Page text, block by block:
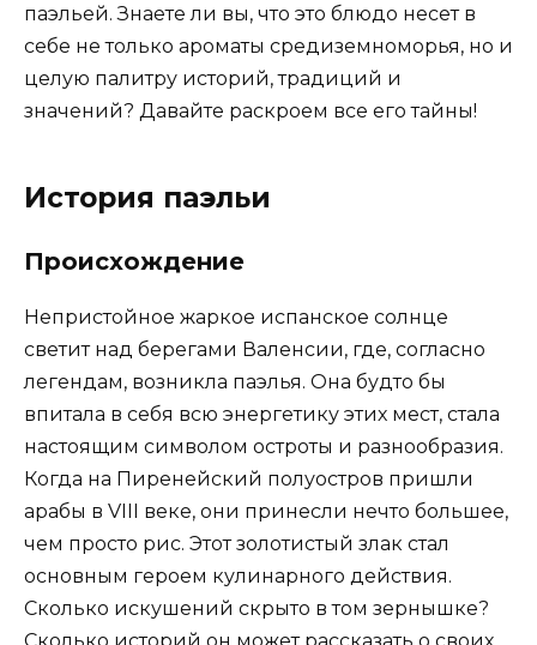
паэльей. Знаете ли вы, что это блюдо несет в
себе не только ароматы средиземноморья, но и
целую палитру историй, традиций и
значений? Давайте раскроем все его тайны!
История паэльи
Происхождение
Непристойное жаркое испанское солнце
светит над берегами Валенсии, где, согласно
легендам, возникла паэлья. Она будто бы
впитала в себя всю энергетику этих мест, стала
настоящим символом остроты и разнообразия.
Когда на Пиренейский полуостров пришли
арабы в VIII веке, они принесли нечто большее,
чем просто рис. Этот золотистый злак стал
основным героем кулинарного действия.
Сколько искушений скрыто в том зернышке?